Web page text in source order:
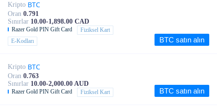
Kripto BTC
Oran 0.791
Sınırlar 10.00-1,898.00 CAD
Razer Gold PIN Gift Card
Fiziksel Kart
E-Kodları
BTC satın alın
Kripto BTC
Oran 0.763
Sınırlar 10.00-2,000.00 AUD
Razer Gold PIN Gift Card Fiziksel Kart BTC satın alın